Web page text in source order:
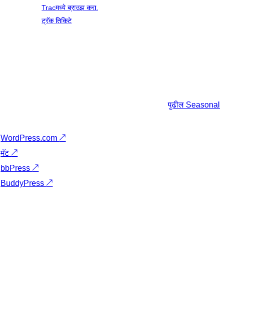
Tracमध्ये ब्राउझ करा.
ट्रॅक तिकिटे
पुढील Seasonal
WordPress.com↗
मॅट↗
bbPress↗
BuddyPress↗